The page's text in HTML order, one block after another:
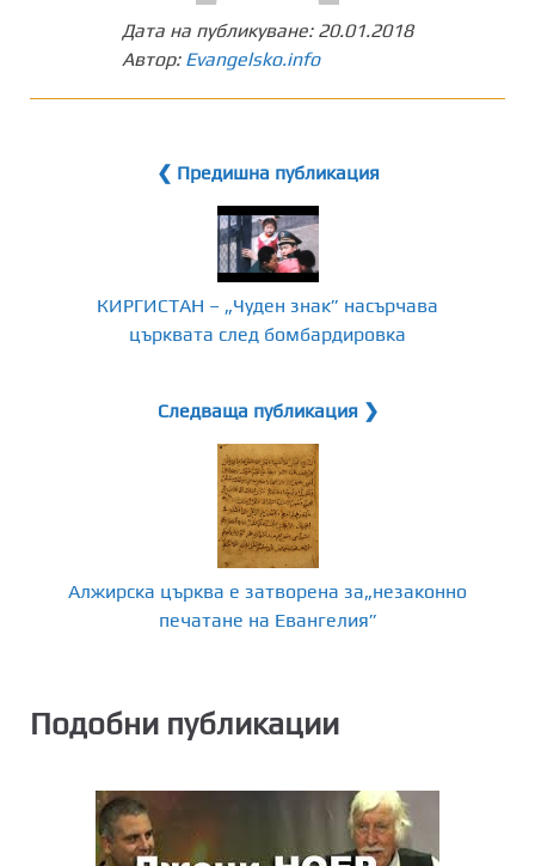
Дата на публикуване: 20.01.2018
Автор: Evangelsko.info
❮ Предишна публикация
КИРГИСТАН – „Чуден знак” насърчава
църквата след бомбардировка
Следваща публикация ❯
Алжирска църква е затворена за„незаконно
печатане на Евангелия”
Подобни публикации